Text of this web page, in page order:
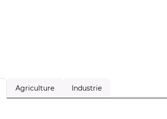
Agriculture Industrie